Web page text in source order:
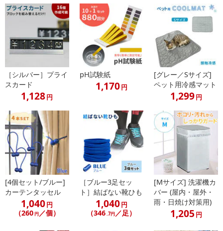
［シルバー］プライ
スカード
1,128円
pH試験紙
1,170円
[グレー／Sサイズ]
ペット用冷感マット
1,299円
[4個セット/ブルー]
カーテンタッセル
1,040円
（260 円／個）
［ブルー3足セッ
ト］結ばない靴ひも
1,040円
（346.7円／足）
[Mサイズ] 洗濯機カ
バー (屋内・屋外・
雨・日焼け対策用)
1,205 円